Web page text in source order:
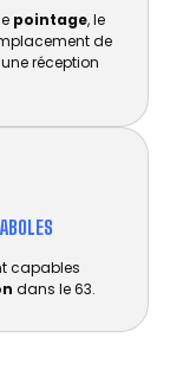
pointage, le
de
réception
capables
dans le 63.